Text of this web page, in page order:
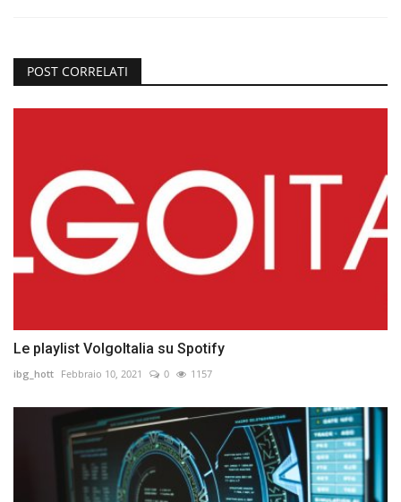
POST CORRELATI
Le playlist VolgoItalia su Spotify
ibg_hott Febbraio 10, 2021 0 1157